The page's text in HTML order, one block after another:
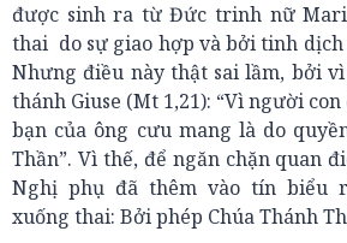
được sinh ra từ Đức trinh nữ
thai do sự giao hợp và bởi tinh
Nhưng điều này thật sai lầm, bởi
thánh Giuse (Mt 1,21): “Vì người
bạn của ông cưu mang là do
Thần”. Vì thế, để ngăn chặn quan
Nghị phụ đã thêm vào tín biểu
xuống thai: Bởi phép Chúa Thánh